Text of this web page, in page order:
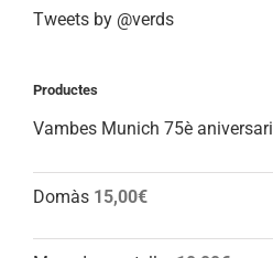
Tweets by @verds
Productes
Vambes Munich 75è aniversari
Domàs 15,00€